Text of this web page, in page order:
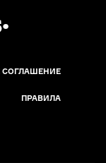
СОГЛАШЕНИЕ
ПРАВИЛА